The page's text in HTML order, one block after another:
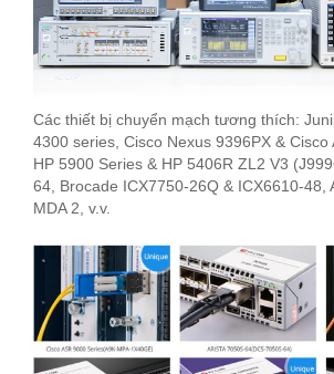
Các thiết bị chuyển mạch tương thích:
4300 series, Cisco Nexus 9396PX & Cisco
HP 5900 Series & HP 5406R ZL2 V3
64, Brocade ICX7750-26Q & ICX6610-48,
MDA 2, v.v.